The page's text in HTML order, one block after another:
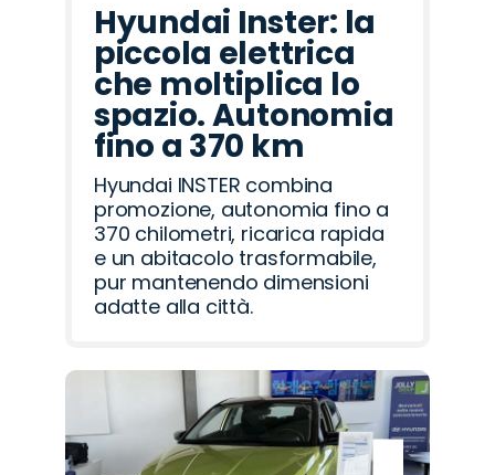
Hyundai Inster: la
piccola elettrica
che moltiplica lo
spazio. Autonomia
fino a 370 km
Hyundai INSTER combina
promozione, autonomia fino a
370 chilometri, ricarica rapida
e un abitacolo trasformabile,
pur mantenendo dimensioni
adatte alla città.